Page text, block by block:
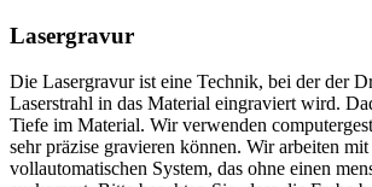
Lasergravur
Die Lasergravur ist eine Technik, bei der der
Laserstrahl in das Material eingraviert wird.
Tiefe im Material. Wir verwenden
sehr präzise gravieren können. Wir arbeiten
vollautomatischen System, das ohne einen